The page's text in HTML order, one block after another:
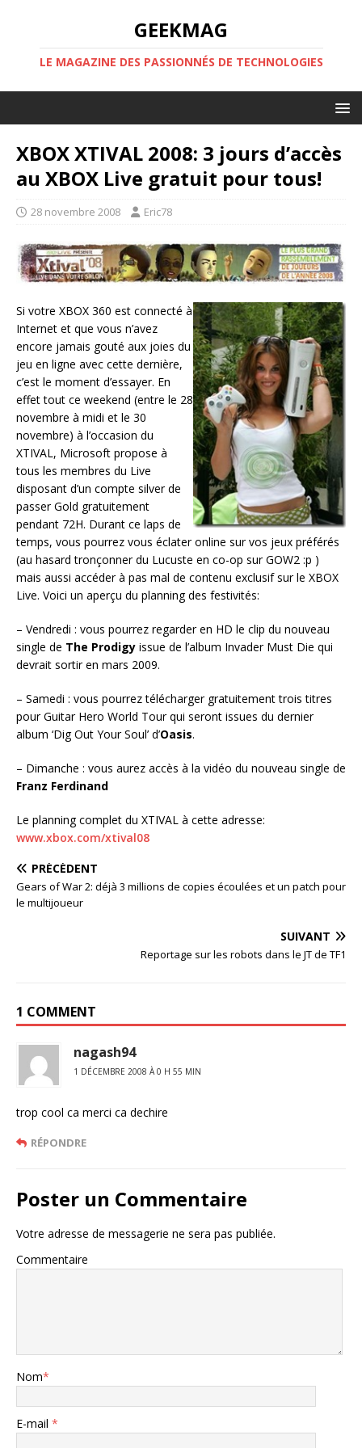
GEEKMAG
LE MAGAZINE DES PASSIONNÉS DE TECHNOLOGIES
XBOX XTIVAL 2008: 3 jours d’accès
au XBOX Live gratuit pour tous!
28 novembre 2008 Eric78
Si votre XBOX 360 est connecté à
Internet et que vous n’avez
encore jamais gouté aux joies du
jeu en ligne avec cette dernière,
c’est le moment d’essayer. En
effet tout ce weekend (entre le 28
novembre à midi et le 30
novembre) à l’occasion du
XTIVAL, Microsoft propose à
tous les membres du Live
disposant d’un compte silver de
passer Gold gratuitement
pendant 72H. Durant ce laps de
temps, vous pourrez vous éclater online sur vos jeux préférés
(au hasard tronçonner du Lucuste en co-op sur GOW2 :p )
mais aussi accéder à pas mal de contenu exclusif sur le XBOX
Live. Voici un aperçu du planning des festivités:
– Vendredi : vous pourrez regarder en HD le clip du nouveau
single de The Prodigy issue de l’album Invader Must Die qui
devrait sortir en mars 2009.
– Samedi : vous pourrez télécharger gratuitement trois titres
pour Guitar Hero World Tour qui seront issues du dernier
album ‘Dig Out Your Soul’ d’Oasis.
– Dimanche : vous aurez accès à la vidéo du nouveau single de
Franz Ferdinand
Le planning complet du XTIVAL à cette adresse:
www.xbox.com/xtival08
PRÉCÉDENT
Gears of War 2: déjà 3 millions de copies écoulées et un patch pour
le multijoueur
SUIVANT
Reportage sur les robots dans le JT de TF1
1 COMMENT
nagash94
1 DÉCEMBRE 2008 À 0 H 55 MIN
trop cool ca merci ca dechire
RÉPONDRE
Poster un Commentaire
Votre adresse de messagerie ne sera pas publiée.
Commentaire
Nom*
E-mail *